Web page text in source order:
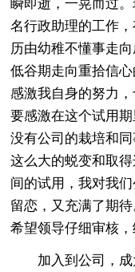
瞬即逝，一晃而过
名行政助理的工作
历由幼稚不懂事走
低谷期走向重拾信
感激我自身的努力
要感激在这个试用
没有公司的栽培和
这么大的蜕变和取
间的试用，我对我
留恋，又充满了期
希望领导仔细审核，
加入到公司，